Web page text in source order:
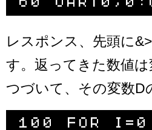
レスポンス、先頭に
す。返ってきた数値
つづいて、その変数D
100 FOR I=0